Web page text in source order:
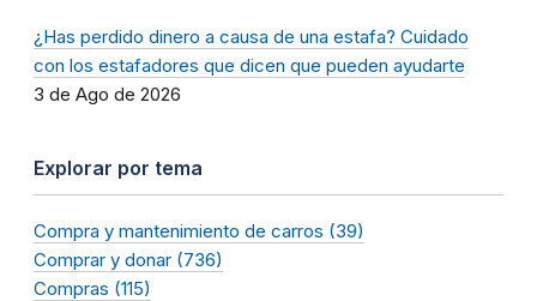
¿Has perdido dinero a causa de una estafa? Cuidado
con los estafadores que dicen que pueden ayudarte
3 de Ago de 2026
Explorar por tema
Compra y mantenimiento de carros (39)
Comprar y donar (736)
Compras (115)